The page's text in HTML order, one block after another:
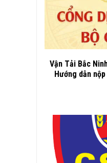
Vận Tải Bắc
Hướng dẫn